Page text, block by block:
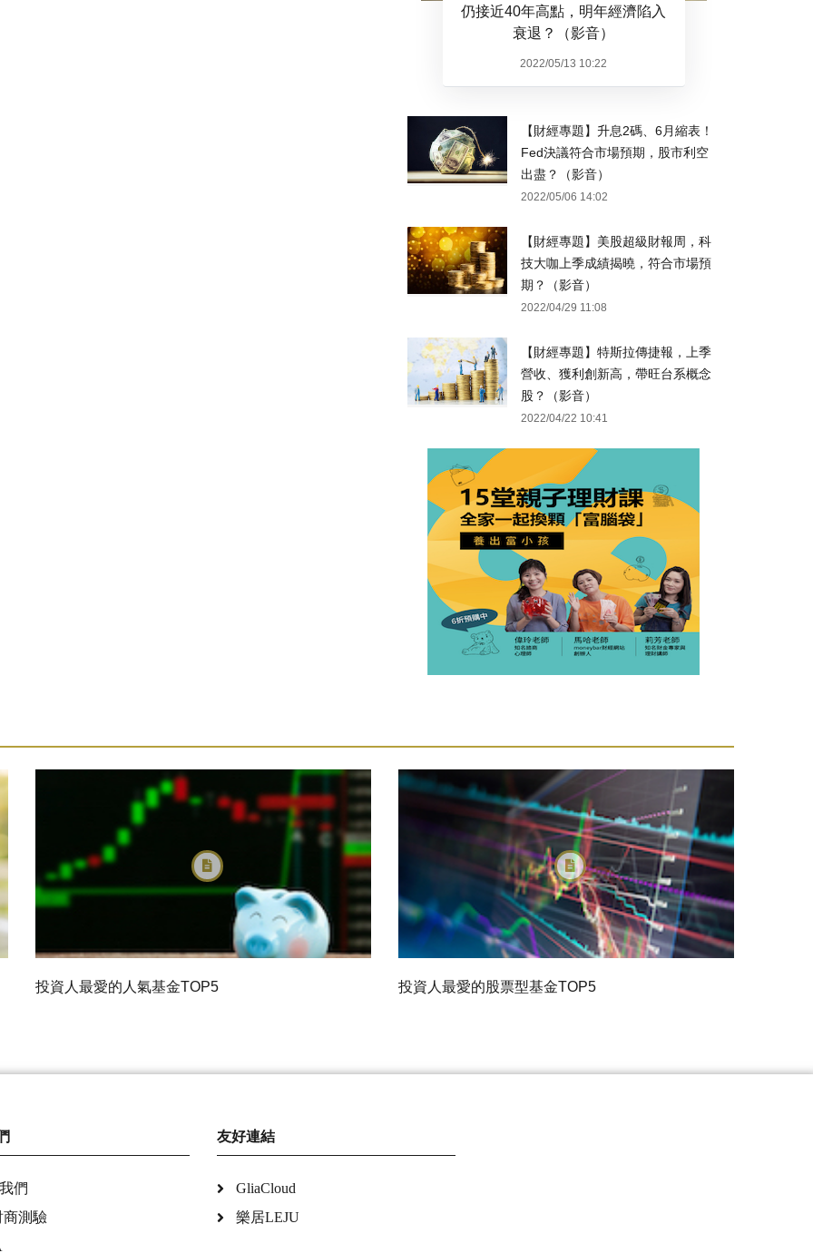
仍接近40年高點，明年經濟陷入
衰退？（影音）
2022/05/13 10:22
【財經專題】升息2碼、6月縮表！
Fed決議符合市場預期，股市利空
出盡？（影音）
2022/05/06 14:02
【財經專題】美股超級財報周，科
技大咖上季成績揭曉，符合市場預
期？（影音）
2022/04/29 11:08
【財經專題】特斯拉傳捷報，上季
營收、獲利創新高，帶旺台系概念
股？（影音）
2022/04/22 10:41
投資人最愛的人氣基金TOP5 投資人最愛的股票型基金TOP5
們
商測驗
友好連結
GliaCloud
樂居LEJU